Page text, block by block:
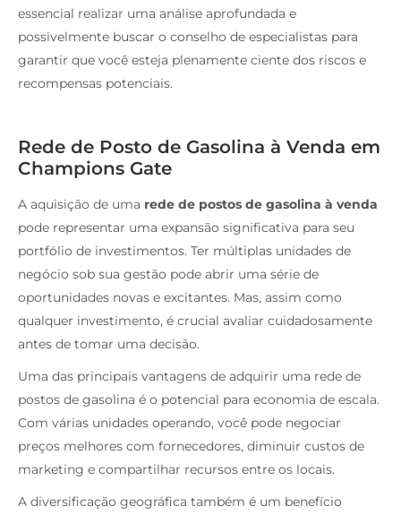
essencial realizar uma análise aprofundada e
possivelmente buscar o conselho de especialistas para
garantir que você esteja plenamente ciente dos riscos e
recompensas potenciais.
Rede de Posto de Gasolina à Venda em
Champions Gate
A aquisição de uma rede de postos de gasolina à venda
pode representar uma expansão significativa para seu
portfólio de investimentos. Ter múltiplas unidades de
negócio sob sua gestão pode abrir uma série de
oportunidades novas e excitantes. Mas, assim como
qualquer investimento, é crucial avaliar cuidadosamente
antes de tomar uma decisão.
Uma das principais vantagens de adquirir uma rede de
postos de gasolina é o potencial para economia de escala.
Com várias unidades operando, você pode negociar
preços melhores com fornecedores, diminuir custos de
marketing e compartilhar recursos entre os locais.
A diversificação geográfica também é um benefício